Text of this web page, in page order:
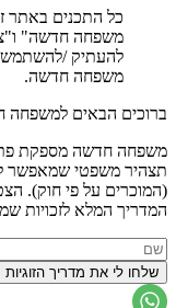
כל התכנים באתר
משפחה חדשה"
להעתיק /להשתמש
משפחה חדשה.
ברוכים הבאים למשפחה
משפחה חדשה מספקת
תצהיר משפטי שמאפשר
(המוכרים על פי חוק).
המדריך המלא לזכויות